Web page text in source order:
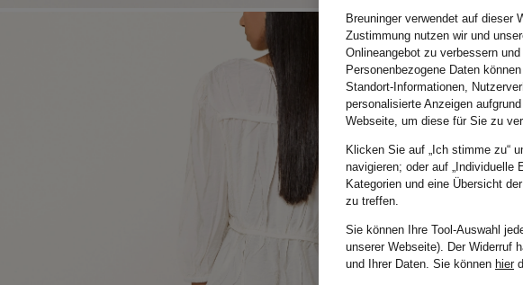
Breuninger verwendet auf dieser
Zustimmung nutzen wir und
Onlineangebot zu verbessern
Personenbezogene Daten
Standort-Informationen,
personalisierte Anzeigen
Webseite, um diese für Sie zu
Klicken Sie auf „Ich stimme zu“
navigieren; oder auf „Individuelle
Kategorien und eine Übersicht
zu treffen.
Sie können Ihre Tool-Auswahl
unserer Webseite). Der Widerruf
und Ihrer Daten. Sie können hier